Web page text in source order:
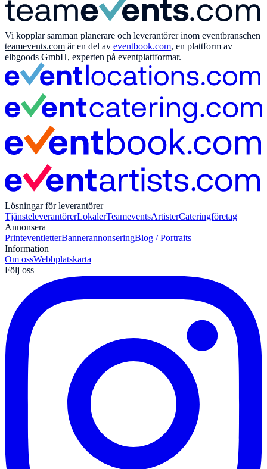
Vi kopplar samman planerare och leverantörer inom eventbranschen
teamevents.com är en del av eventbook.com, en plattform av
elbgoods GmbH, experten på eventplattformar.
Lösningar för leverantörer
TjänsteleverantörerLokalerTeameventsArtisterCateringföretag
Annonsera
PrinteventletterBannerannonseringBlog / Portraits
Information
Om ossWebbplatskarta
Följ oss